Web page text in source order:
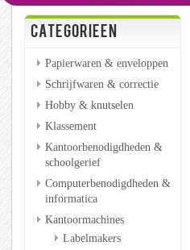
CATEGORIEEN
Papierwaren & enveloppen
Schrijfwaren & correctie
Hobby & knutselen
Klassement
Kantoorbenodigdheden &
schoolgerief
Computerbenodigdheden &
informatica
Kantoormachines
Labelmakers